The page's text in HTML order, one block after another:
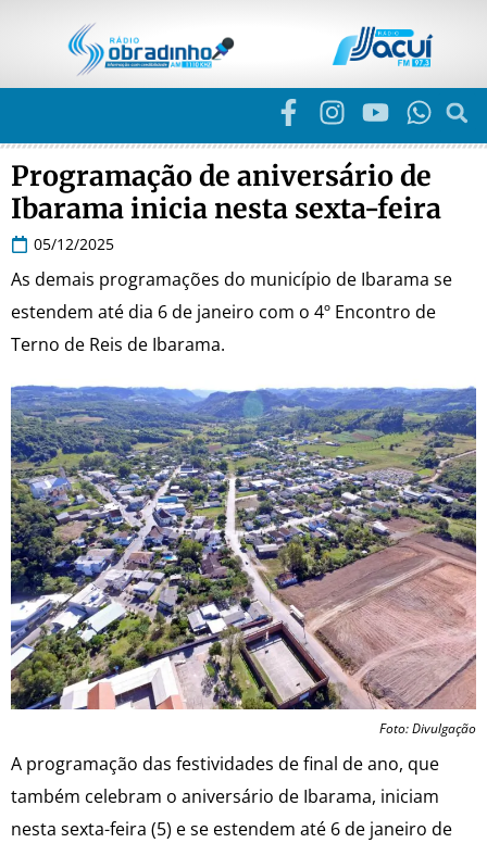
Programação de aniversário de
Ibarama inicia nesta sexta-feira
05/12/2025
As demais programações do município de Ibarama se
estendem até dia 6 de janeiro com o 4º Encontro de
Terno de Reis de Ibarama.
Foto: Divulgação
A programação das festividades de final de ano, que
também celebram o aniversário de Ibarama, iniciam
nesta sexta-feira (5) e se estendem até 6 de janeiro de